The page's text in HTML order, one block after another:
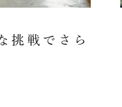
挑戦でさら